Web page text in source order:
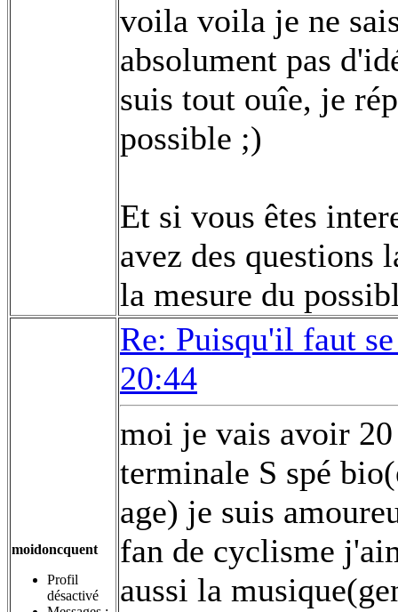
voila voila je ne
absolument pas
suis tout ouîe, je
possible ;)
Et si vous êtes
avez des questions
la mesure du
moidoncquent
Profil
désactivé
Re: Puisqu'il faut
20:44
moi je vais avoir
terminale S spé
age) je suis
fan de cyclisme
aussi la